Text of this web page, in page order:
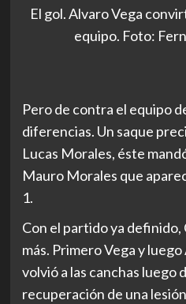
El gol. Alvaro Vega
equipo. Foto:
Pero de contra el equipo
diferencias. Un saque
Lucas Morales, éste
Mauro Morales que
1.
Con el partido ya definido,
más. Primero Vega y
volvió a las canchas luego
recuperación de una